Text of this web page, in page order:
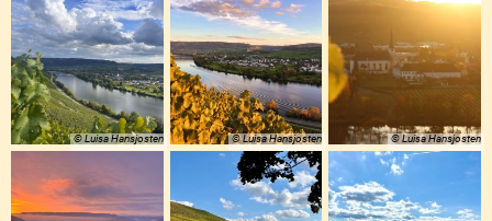
© Luisa Hansjosten © Luisa Hansjosten © Luisa Hansjosten